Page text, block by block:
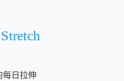
每日拉伸